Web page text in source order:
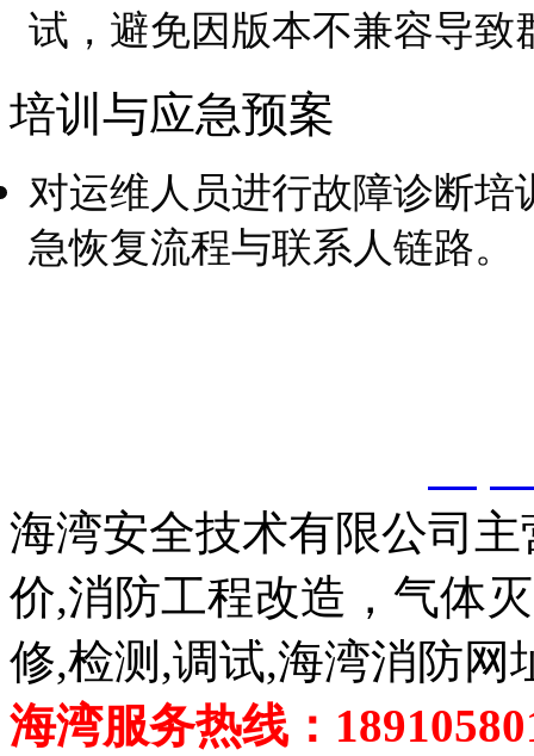
试，避免因版本不兼容导致
培训与应急预案
对运维人员进行故障诊断
急恢复流程与联系人链路。
海湾安全技术有限公司
价,消防工程改造，气体
修,检测,调试,海湾消防网
海湾服务热线：